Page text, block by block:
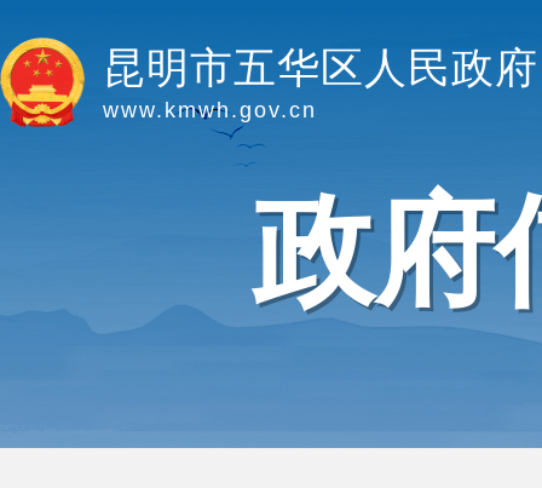
昆明市五华区人民政府
www.kmwh.gov.cn
政府